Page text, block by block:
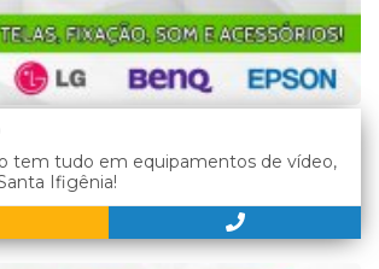
tem tudo em equipamentos de vídeo,
Ifigênia!